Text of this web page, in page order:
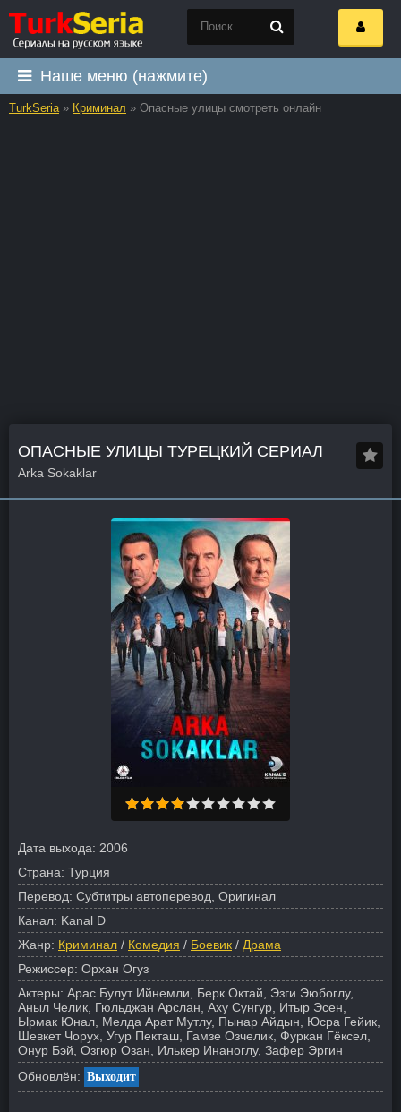
Наше меню (нажмите)
TurkSeria» Криминал » Опасные улицы смотреть онлайн
ОПАСНЫЕ УЛИЦЫ ТУРЕЦКИЙ СЕРИАЛ
Arka Sokaklar
Дата выхода: 2006
Страна: Турция
Перевод: Субтитры автоперевод, Оригинал
Канал: Kanal D
Жанр: Криминал / Комедия / Боевик / Драма
Режиссер: Орхан Огуз
Актеры: Арас Булут Ийнемли, Берк Октай, Эзги Эюбоглу,
Аныл Челик, Гюльджан Арслан, Аху Сунгур, Итыр Эсен,
Ырмак Юнал, Мелда Арат Мутлу, Пынар Айдын, Юсра Гейик,
Шевкет Чорух, Угур Пекташ, Гамзе Озчелик, Фуркан Гёксел,
Онур Бэй, Озгюр Озан, Илькер Инаноглу, Зафер Эргин
Обновлён: Выходит